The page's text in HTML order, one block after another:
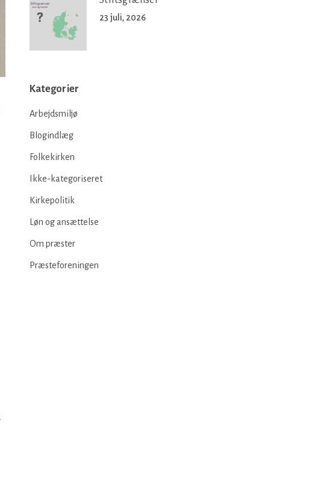
23 juli, 2026
Kategorier
Arbejdsmiljø
Blogindlæg
Folkekirken
Ikke-kategoriseret
Kirkepolitik
Løn og ansættelse
Om præster
Præsteforeningen